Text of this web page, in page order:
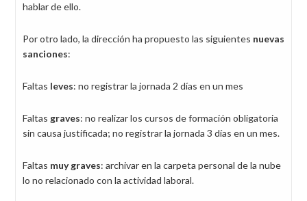
hablar de ello.
Por otro lado, la dirección ha propuesto las siguientes nuevas
sanciones:
Faltas leves: no registrar la jornada 2 días en un mes
Faltas graves: no realizar los cursos de formación obligatoria
sin causa justificada; no registrar la jornada 3 días en un mes.
Faltas muy graves: archivar en la carpeta personal de la nube
lo no relacionado con la actividad laboral.